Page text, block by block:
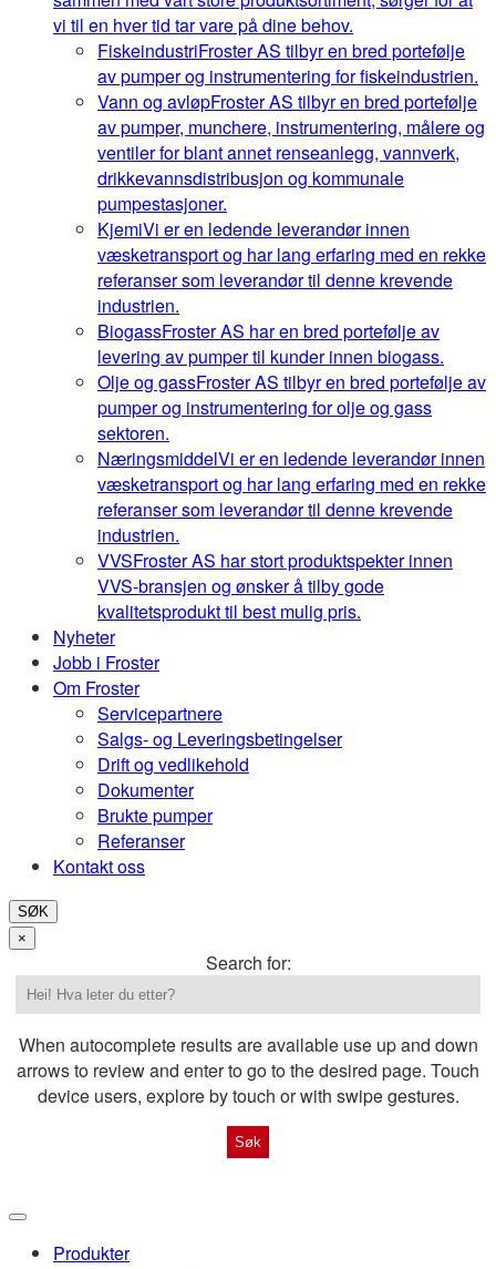
vi til en hver tid tar vare på dine behov.
FiskeindustriFroster AS tilbyr en bred portefølje
av pumper og instrumentering for fiskeindustrien.
Vann og avløpFroster AS tilbyr en bred portefølje
av pumper, munchere, instrumentering, målere og
ventiler for blant annet renseanlegg, vannverk,
drikkevannsdistribusjon og kommunale
pumpestasjoner.
KjemiVi er en ledende leverandør innen
væsketransport og har lang erfaring med en rekke
referanser som leverandør til denne krevende
industrien.
BiogassFroster AS har en bred portefølje av
levering av pumper til kunder innen biogass.
Olje og gassFroster AS tilbyr en bred portefølje av
pumper og instrumentering for olje og gass
sektoren.
NæringsmiddelVi er en ledende leverandør innen
væsketransport og har lang erfaring med en rekke
referanser som leverandør til denne krevende
industrien.
VVSFroster AS har stort produktspekter innen
VVS-bransjen og ønsker å tilby gode
kvalitetsprodukt til best mulig pris.
Nyheter
Jobb i Froster
Om Froster
Servicepartnere
Salgs- og Leveringsbetingelser
Drift og vedlikehold
Dokumenter
Brukte pumper
Referanser
Kontakt oss
SØK
×
Search for:
When autocomplete results are available use up and down
arrows to review and enter to go to the desired page. Touch
device users, explore by touch or with swipe gestures.
Produkter